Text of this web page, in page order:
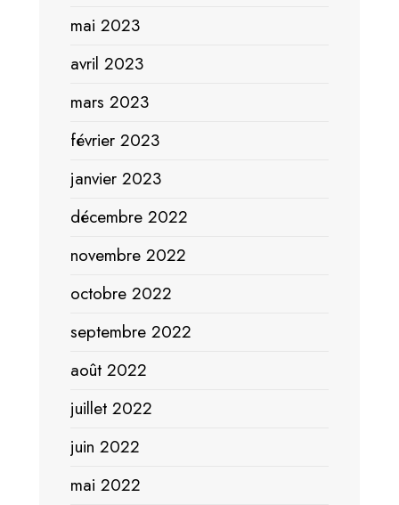
mai 2023
avril 2023
mars 2023
février 2023
janvier 2023
décembre 2022
novembre 2022
octobre 2022
septembre 2022
août 2022
juillet 2022
juin 2022
mai 2022